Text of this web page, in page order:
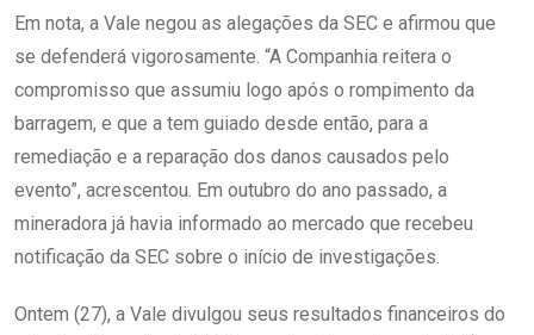
Em nota, a Vale negou as alegações da SEC e afirmou que
se defenderá vigorosamente. “A Companhia reitera o
compromisso que assumiu logo após o rompimento da
barragem, e que a tem guiado desde então, para a
remediação e a reparação dos danos causados pelo
evento”, acrescentou. Em outubro do ano passado, a
mineradora já havia informado ao mercado que recebeu
notificação da SEC sobre o início de investigações.
Ontem (27), a Vale divulgou seus resultados financeiros do